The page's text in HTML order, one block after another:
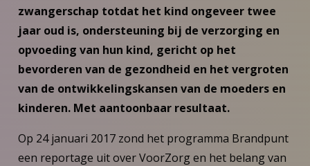
zwangerschap totdat het kind ongeveer twee
jaar oud is, ondersteuning bij de verzorging en
opvoeding van hun kind, gericht op het
bevorderen van de gezondheid en het vergroten
van de ontwikkelingskansen van de moeders en
kinderen. Met aantoonbaar resultaat.
Op 24 januari 2017 zond het programma Brandpunt
een reportage uit over VoorZorg en het belang van